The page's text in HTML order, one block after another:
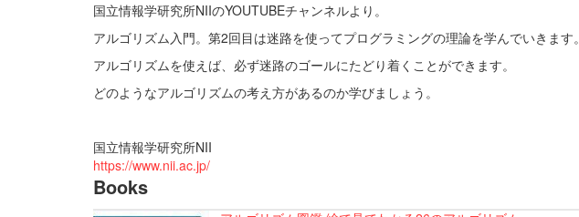
国立情報学研究所NIIのYOUTUBEチャンネルより。
アルゴリズム入門。第2回目は迷路を使ってプログラミングの理論を学んでいきます。
アルゴリズムを使えば、必ず迷路のゴールにたどり着くことができます。
どのようなアルゴリズムの考え方があるのか学びましょう。
国立情報学研究所NII
https://www.nii.ac.jp/
Books